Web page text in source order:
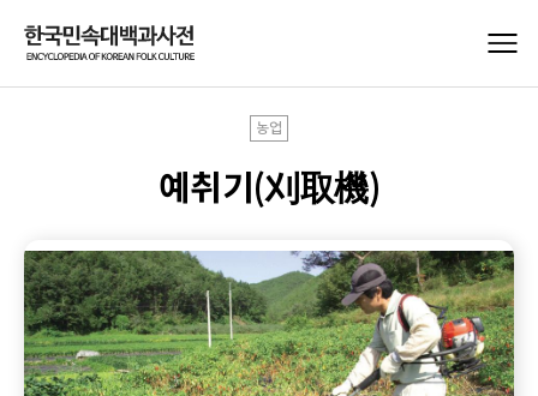
농업
예취기(刈取機)